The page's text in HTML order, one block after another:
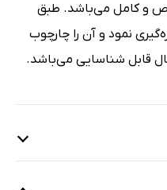
و کامل می‌باشد. طبق
نمود و آن را چارچوب
قابل شناسایی می‌باشد.